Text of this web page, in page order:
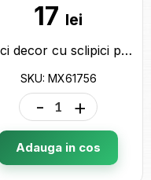
17 lei
Lipici decor cu sclipici pastel Maxi tub 60ml.fucsia MX61756
SKU: MX61756
- +
Adauga in cos